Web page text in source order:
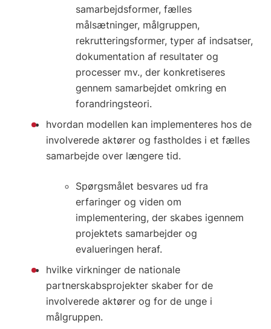
samarbejdsformer, fælles
målsætninger, målgruppen,
rekrutteringsformer, typer af indsatser,
dokumentation af resultater og
processer mv., der konkretiseres
gennem samarbejdet omkring en
forandringsteori.
hvordan modellen kan implementeres hos de
involverede aktører og fastholdes i et fælles
samarbejde over længere tid.
Spørgsmålet besvares ud fra
erfaringer og viden om
implementering, der skabes igennem
projektets samarbejder og
evalueringen heraf.
hvilke virkninger de nationale
partnerskabsprojekter skaber for de
involverede aktører og for de unge i
målgruppen.